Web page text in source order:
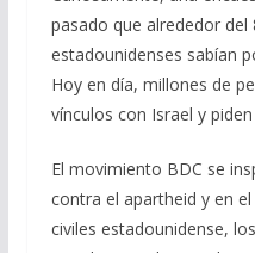
pasado que alrededor
estadounidenses sabían
Hoy en día, millones de
vínculos con Israel y
El movimiento BDC se
contra el apartheid y en
civiles estadounidense,